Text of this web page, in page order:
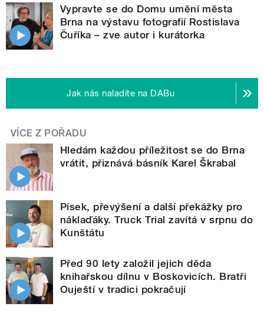
Vypravte se do Domu umění města
Brna na výstavu fotografií Rostislava
Čuříka – zve autor i kurátorka
Jak nás naladíte na DABu
VÍCE Z POŘADU
Hledám každou příležitost se do Brna
vrátit, přiznává básník Karel Škrabal
Písek, převýšení a další překážky pro
náklaďáky. Truck Trial zavítá v srpnu do
Kunštátu
Před 90 lety založil jejich děda
knihařskou dílnu v Boskovicích. Bratři
Ouještí v tradici pokračují